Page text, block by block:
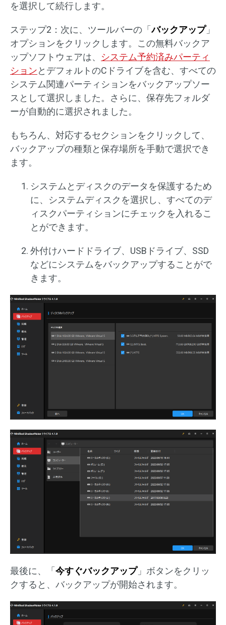
を選択して続行します。
ステップ2：次に、ツールバーの「バックアップ」
オプションをクリックします。この無料バックア
ップソフトウェアは、 システム予約済みパーティ
ションとデフォルトのCドライブを含む、すべての
システム関連パーティションをバックアップソー
スとして選択しました。さらに、保存先フォルダ
ーが自動的に選択されました。
もちろん、対応するセクションをクリックして、
バックアップの種類と保存場所を手動で選択でき
ます。
システムとディスクのデータを保護するため
に、システムディスクを選択し、すべてのデ
ィスクパーティションにチェックを入れるこ
とができます。
外付けハードドライブ、USBドライブ、SSD
などにシステムをバックアップすることがで
きます。
最後に、「 今すぐバックアップ」ボタンをクリッ
クすると、バックアップが開始されます。